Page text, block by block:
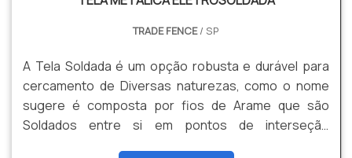
TRADE FENCE/ SP
A Tela Soldada é um opção robusta e durável para
cercamento de Diversas naturezas, como o nome
sugere é composta por fios de Arame que são
Soldados entre si em pontos de interseção